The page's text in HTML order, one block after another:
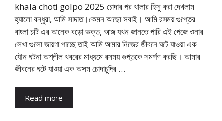
khala choti golpo 2025 চোদার পর খালার হিসু করা দেখলাম
হ্যালো বন্ধুরা, আমি সাদাত।কেমন আছো সবাই। আমি রসময় গুপ্তের
বাংলা চটি এর আনেক বড়ো ভক্ত, আজ যখন জানতে পারি এই পেজে ওনার
লেখা গুলো জায়গা পাচ্ছে তাই আমি আমার নিজের জীবনে ঘটে যাওয়া এক
যৌন ঘটনা অশ্লীল খবরের মাধ্যমে রসময় গুপ্তকে সমর্পণ করছি। আমার
জীবনের ঘটে যাওয়া এক অসম চোদাচুদির …
Read more